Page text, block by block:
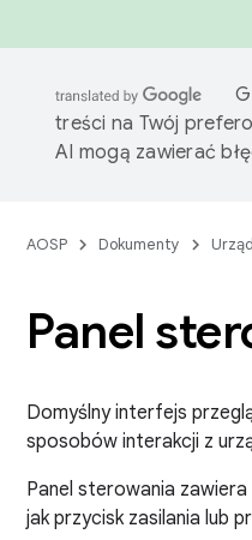
treści na Twój
AI mogą zawierać
AOSP Dokumenty
Panel
Domyślny interfejs
sposobów interakcji z
Panel sterowania
jak przycisk zasilania lub